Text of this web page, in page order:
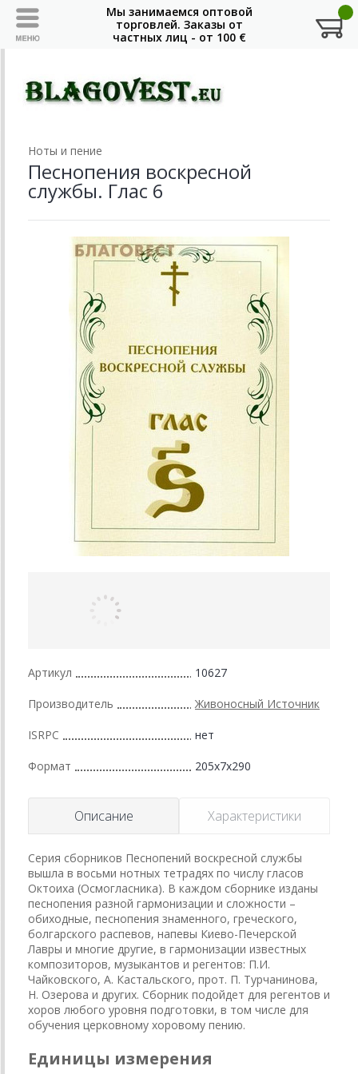
Ноты и пение
Песнопения воскресной
службы. Глас 6
Артикул 10627
Производитель Живоносный Источник
ISRPC нет
Формат 205x7x290
Описание Характеристики
Серия сборников Песнопений воскресной службы
вышла в восьми нотных тетрадях по числу гласов
Октоиха (Осмогласника). В каждом сборнике изданы
песнопения разной гармонизации и сложности –
обиходные, песнопения знаменного, греческого,
болгарского распевов, напевы Киево-Печерской
Лавры и многие другие, в гармонизации известных
композиторов, музыкантов и регентов: П.И.
Чайковского, А. Кастальского, прот. П. Турчанинова,
Н. Озерова и других. Сборник подойдет для регентов и
хоров любого уровня подготовки, в том числе для
обучения церковному хоровому пению.
Единицы измерения